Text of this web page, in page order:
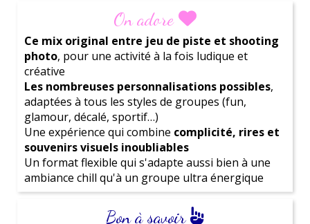
Ne perd plus une minute !Réserve ta
découverte gratuitedès maintenantpour découvrir
comment nous pouvons t'aider à créer l'événement
parfait pour la future mariée.
Laisse-toi inspirer par notrelarge gamme
et trouve celle qui co
rrespond parfaitement
Le Rallye des Guerrières
Place au dépassement de soi !
Une reine des guerrières vous met à l'épreuve.
Pyramides humaines, haka royal, colin-maillard
photo… il faudra être soudées, concentrées et
pleines d'énergie ⚡
Le Rallye Friendly
Glamour & amitié au rendez-vous !
Une top modèle vous challenge pour réaliser des
On adore
Ce mix original entre jeu de piste et shooting
photo, pour une activité à la fois ludique et
créative
Les nombreuses personnalisations possibles,
adaptées à tous les styles de groupes (fun,
glamour, décalé, sportif…)
Une expérience qui combine complicité, rires et
souvenirs visuels inoubliables
Un format flexible qui s'adapte aussi bien à une
ambiance chill qu'à un groupe ultra énergique
Bon à savoir